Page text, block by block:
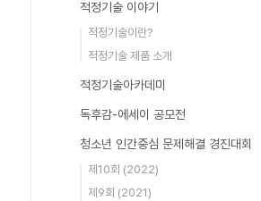
적정기술 이야기
적정기술이란?
적정기술 제품 소개
적정기술아카데미
독후감-에세이 공모전
청소년 인간중심 문제해결 경진대회
제10회 (2022)
제9회 (2021)